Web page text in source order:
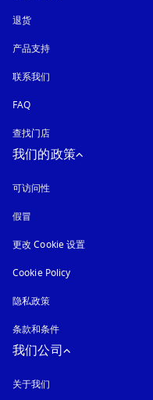
退货
产品支持
联系我们
FAQ
查找门店
我们的政策
可访问性
假冒
更改 Cookie 设置
Cookie Policy
隐私政策
条款和条件
我们公司
关于我们